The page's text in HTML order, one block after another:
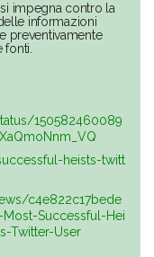
impegna contro la
informazioni
preventivamente
fonti.
150582460089
heists-twitt
c4e822c17bede
Successful-Hei
Twitter-User